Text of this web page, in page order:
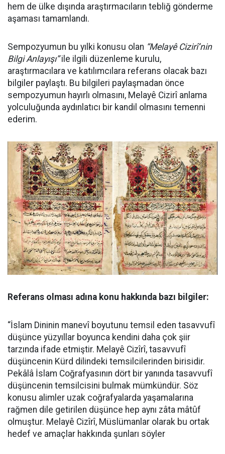
hem de ülke dışında araştırmacıların tebliğ gönderme
aşaması tamamlandı.
Sempozyumun bu yılki konusu olan “Melayê Cizirî’nin
Bilgi Anlayışı”ile ilgili düzenleme kurulu,
araştırmacılara ve katılımcılara referans olacak bazı
bilgiler paylaştı. Bu bilgileri paylaşmadan önce
sempozyumun hayırlı olmasını, Melayê Cizirî anlama
yolculuğunda aydınlatıcı bir kandil olmasını temenni
ederim.
Referans olması adına konu hakkında bazı bilgiler:
“İslam Dininin manevî boyutunu temsil eden tasavvufî
düşünce yüzyıllar boyunca kendini daha çok şiir
tarzında ifade etmiştir. Melayê Cizîrî, tasavvufî
düşüncenin Kürd dilindeki temsilcilerinden birisidir.
Pekâlâ İslam Coğrafyasının dört bir yanında tasavvufî
düşüncenin temsilcisini bulmak mümkündür. Söz
konusu alimler uzak coğrafyalarda yaşamalarına
rağmen dile getirilen düşünce hep aynı zâta mâtûf
olmuştur. Melayê Cizîrî, Müslümanlar olarak bu ortak
hedef ve amaçlar hakkında şunları söyler